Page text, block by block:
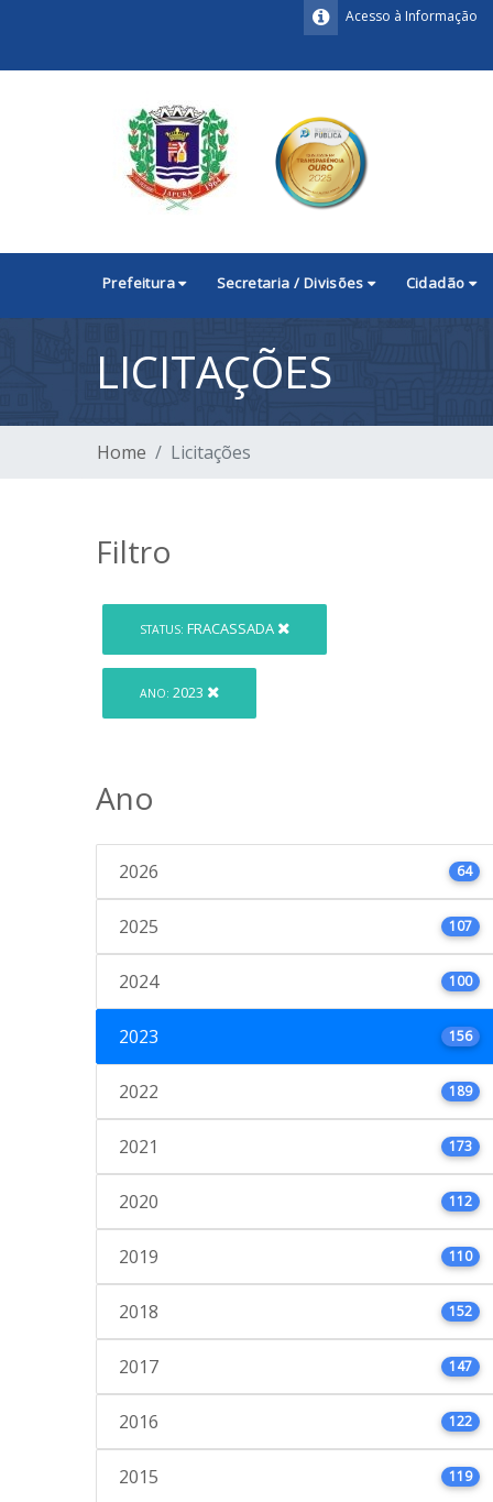
Acesso à Informação
Prefeitura Secretaria / Divisões Cidadão
LICITAÇÕES
Home Licitações
Filtro
STATUS: FRACASSADA
ANO: 2023
Ano
2026 64
2025 107
2024 100
2023 156
2022 189
2021 173
2020 112
2019 110
2018 152
2017 147
2016 122
2015 119